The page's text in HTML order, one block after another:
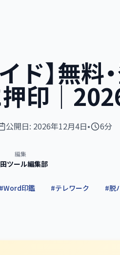
】無料
印｜
公開日: 2026年12月4日 • 6分
編集
ツール編集部
#Word印鑑 #テレワーク #脱